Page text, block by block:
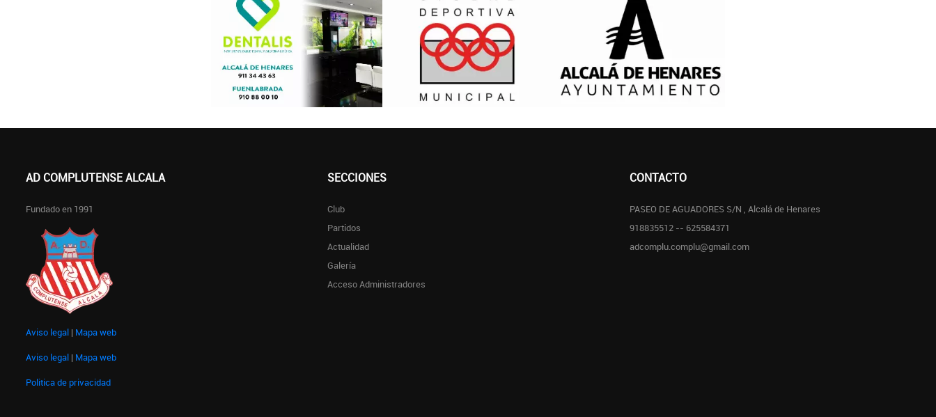
AD COMPLUTENSE ALCALA
Fundado en 1991
Aviso legal | Mapa web
Aviso legal | Mapa web
Politica de privacidad
SECCIONES
Club
Partidos
Actualidad
Galería
Acceso Administradores
CONTACTO
PASEO DE AGUADORES S/N , Alcalá de Henares
918835512 -- 625584371
adcomplu.complu@gmail.com